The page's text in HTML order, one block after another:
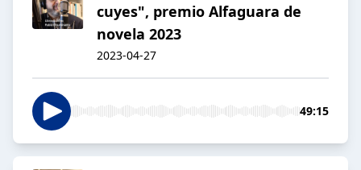
cuyes", premio Alfaguara de
novela 2023
2023-04-27
49:15